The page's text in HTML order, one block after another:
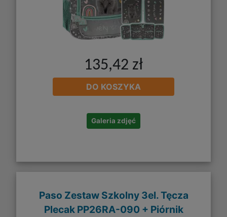
135,42 zł
DO KOSZYKA
Galeria zdjęć
Paso Zestaw Szkolny 3el. Tęcza
Plecak PP26RA-090 + Piórnik